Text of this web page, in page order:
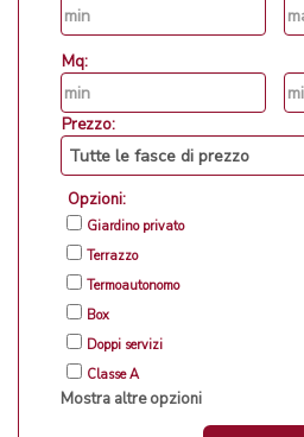
Mq:
Prezzo:
Opzioni:
Giardino privato
Terrazzo
Termoautonomo
Box
Doppi servizi
Classe A
Mostra altre opzioni